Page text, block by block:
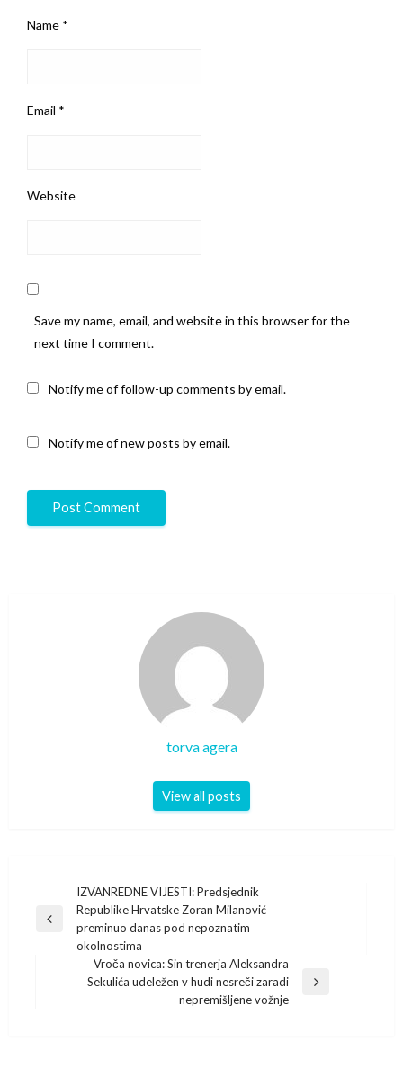
Name *
Email *
Website
Save my name, email, and website in this browser for the
next time I comment.
Notify me of follow-up comments by email.
Notify me of new posts by email.
torva agera
View all posts
navigation
Previous
IZVANREDNE VIJESTI: Predsjednik
Republike Hrvatske Zoran Milanović
preminuo danas pod nepoznatim
okolnostima
Vroča novica: Sin trenerja Aleksandra
Sekulića udeležen v hudi nesreči zaradi
nepremišljene vožnje